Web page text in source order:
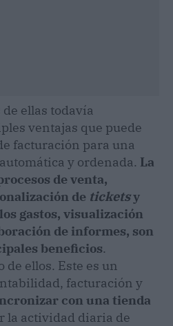
ellas todavía
ventajas que puede
facturación para una
y ordenada. La
de venta,
de ticketsy
gastos, visualización
de informes, son
beneficios.
de ellos. Este es un
facturación y
con una tienda
la actividad diaria de